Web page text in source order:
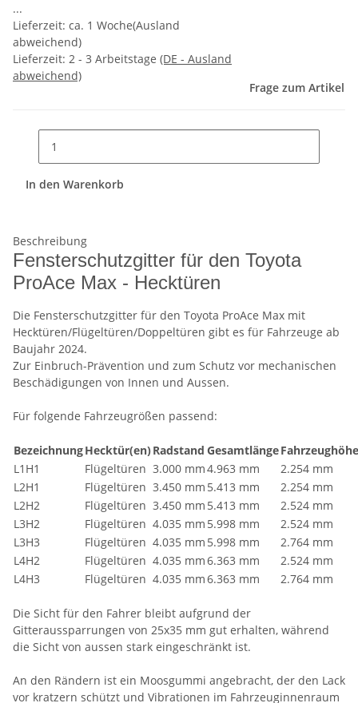
...
Lieferzeit: ca. 1 Woche(Ausland
abweichend)
Lieferzeit: 2 - 3 Arbeitstage (DE - Ausland
abweichend)
Frage zum Artikel
In den Warenkorb
Beschreibung
Fensterschutzgitter für den Toyota
ProAce Max - Hecktüren
Die Fensterschutzgitter für den Toyota ProAce Max mit
Hecktüren/Flügeltüren/Doppeltüren gibt es für Fahrzeuge ab
Baujahr 2024.
Zur Einbruch-Prävention und zum Schutz vor mechanischen
Beschädigungen von Innen und Aussen.
Für folgende Fahrzeugrößen passend:
BezeichnungHecktür(en)Radstand GesamtlängeFahrzeughöhe
L1H1
Flügeltüren 3.000 mm4.963 mm
2.254 mm
L2H1
Flügeltüren 3.450 mm 5.413 mm
2.254 mm
L2H2
Flügeltüren 3.450 mm 5.413 mm
2.524 mm
L3H2
Flügeltüren 4.035 mm 5.998 mm
2.524 mm
L3H3
Flügeltüren 4.035 mm 5.998 mm
2.764 mm
L4H2
Flügeltüren 4.035 mm6.363 mm
2.524 mm
L4H3
Flügeltüren 4.035 mm6.363 mm 2.764 mm
Die Sicht für den Fahrer bleibt aufgrund der
Gitteraussparrungen von 25x35 mm gut erhalten, während
die Sicht von aussen stark eingeschränkt ist.
An den Rändern ist ein Moosgummi angebracht, der den Lack
vor kratzern schützt und Vibrationen im Fahrzeuginnenraum